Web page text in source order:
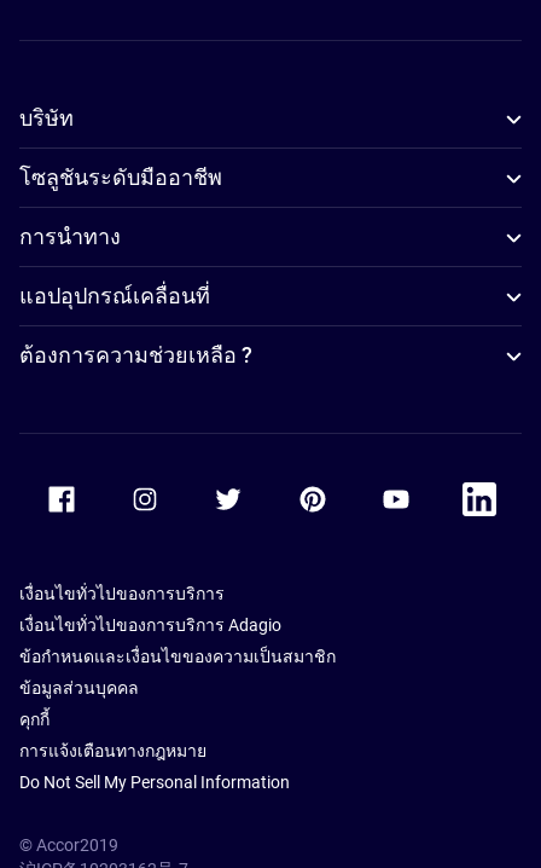
บริษัท
โซลูชันระดับมืออาชีพ
การนำทาง
แอปอุปกรณ์เคลื่อนที่
ต้องการความช่วยเหลือ ?
Accor Youtube
Accor
เงื่อนไขทั่วไปของการบริการ
เงื่อนไขทั่วไปของการบริการ Adagio
ข้อกำหนดและเงื่อนไขของความเป็นสมาชิก
ข้อมูลส่วนบุคคล
คุกกี้
การแจ้งเตือนทางกฎหมาย
Do Not Sell My Personal Information
© Accor2019